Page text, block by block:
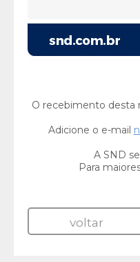
O recebimento desta
Adicione o e-mail
A SND
Para
voltar